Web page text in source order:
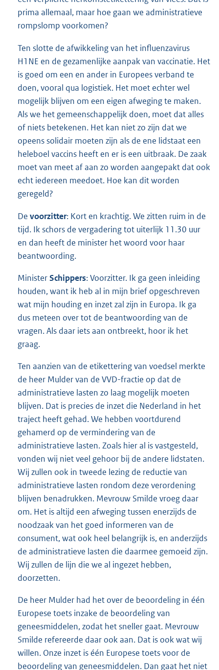
prima allemaal, maar hoe gaan we administratieve
rompslomp voorkomen?
Ten slotte de afwikkeling van het influenzavirus
H1NE en de gezamenlijke aanpak van vaccinatie. Het
is goed om een en ander in Europees verband te
doen, vooral qua logistiek. Het moet echter wel
mogelijk blijven om een eigen afweging te maken.
Als we het gemeenschappelijk doen, moet dat alles
of niets betekenen. Het kan niet zo zijn dat we
opeens solidair moeten zijn als de ene lidstaat een
heleboel vaccins heeft en er is een uitbraak. De zaak
moet van meet af aan zo worden aangepakt dat ook
echt iedereen meedoet. Hoe kan dit worden
geregeld?
De voorzitter: Kort en krachtig. We zitten ruim in de
tijd. Ik schors de vergadering tot uiterlijk 11.30 uur
en dan heeft de minister het woord voor haar
beantwoording.
MinisterSchippers: Voorzitter. Ik ga geen inleiding
houden, want ik heb al in mijn brief opgeschreven
wat mijn houding en inzet zal zijn in Europa. Ik ga
dus meteen over tot de beantwoording van de
vragen. Als daar iets aan ontbreekt, hoor ik het
graag.
Ten aanzien van de etikettering van voedsel merkte
de heer Mulder van de VVD-fractie op dat de
administratieve lasten zo laag mogelijk moeten
blijven. Dat is precies de inzet die Nederland in het
traject heeft gehad. We hebben voortdurend
gehamerd op de vermindering van de
administratieve lasten. Zoals hier al is vastgesteld,
vonden wij niet veel gehoor bij de andere lidstaten.
Wij zullen ook in tweede lezing de reductie van
administratieve lasten rondom deze verordening
blijven benadrukken. Mevrouw Smilde vroeg daar
om. Het is altijd een afweging tussen enerzijds de
noodzaak van het goed informeren van de
consument, wat ook heel belangrijk is, en anderzijds
de administratieve lasten die daarmee gemoeid zijn.
Wij zullen de lijn die we al ingezet hebben,
doorzetten.
De heer Mulder had het over de beoordeling in één
Europese toets inzake de beoordeling van
geneesmiddelen, zodat het sneller gaat. Mevrouw
Smilde refereerde daar ook aan. Dat is ook wat wij
willen. Onze inzet is één Europese toets voor de
beoordeling van geneesmiddelen. Dan gaat het niet